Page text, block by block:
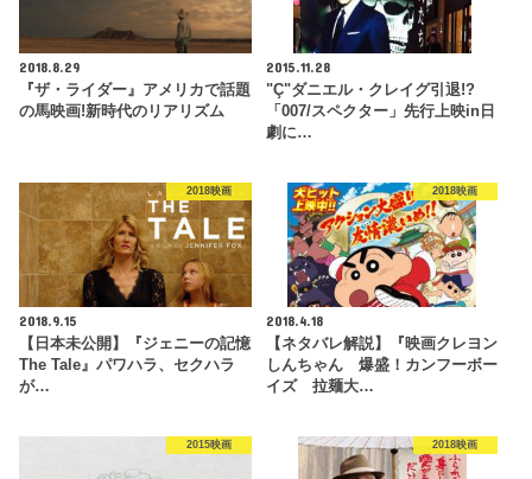
2018.8.29
『ザ・ライダー』アメリカで話題
の馬映画!新時代のリアリズム
2015.11.28
"Ç"ダニエル・クレイグ引退!?
「007/スペクター」先行上映in日
劇に…
2018映画
2018.9.15
【日本未公開】『ジェニーの記憶
The Tale』パワハラ、セクハラ
が…
2018映画
2018.4.18
【ネタバレ解説】『映画クレヨン
しんちゃん 爆盛！カンフーボー
イズ 拉麺大…
2015映画 2018映画